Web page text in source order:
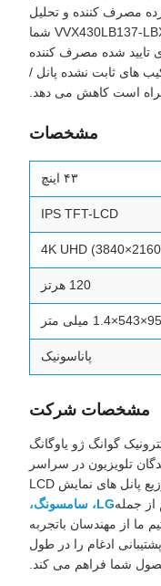
مصرف کننده و تحلیل
بازار پاناسونيک استبا انتخاب VVX430LB137-LBX3 شما
شده مصرف کننده
های ثابت نشده پانل /
است کاهش می دهد.
مشخصات
۴۳ اینچ
IPS TFT-LCD
4K UHD
120 هرتز
متر
پاناسونیک
مشخصات شرکت
گوانگ ژو یاوگانگ
تلویزیون در سراسر
جهان تبدیل شده است.ما متخصص در توزیع پانل های نمایش LCD
جمله
LG، سامسونگ،
ما از مهندسان باتجربه
ادغام را در طول
شما فراهم می کند.